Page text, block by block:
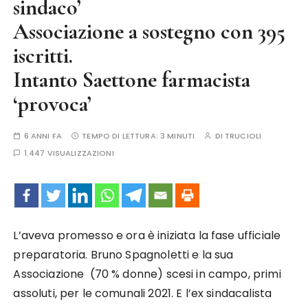
sindaco’
Associazione a sostegno con 395
iscritti.
Intanto Saettone farmacista
‘provoca’
6 ANNI FA TEMPO DI LETTURA: 3 MINUTI DI TRUCIOLI
1.447 VISUALIZZAZIONI
L’aveva promesso e ora è iniziata la fase ufficiale
preparatoria. Bruno Spagnoletti e la sua
Associazione (70 % donne) scesi in campo, primi
assoluti, per le comunali 2021. E l’ex sindacalista